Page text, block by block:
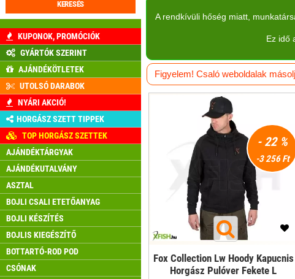
KUPONOK, PROMÓCIÓK
GYÁRTÓK SZERINT
AJÁNDÉKÖTLETEK
UTOLSÓ DARABOK
NYÁRI AKCIÓ!
HORGÁSZ SZETT TIPPEK
TOP HORGÁSZ SZETTEK
AJÁNDÉKTÁRGYAK
AJÁNDÉKUTALVÁNY
ASZTAL
BOJLI CSALI ETETŐANYAG
BOJLI KÉSZÍTÉS
BOJLIS KIEGÉSZÍTŐ
BOTTARTÓ-ROD POD
CSÓNAK
A rendkívüli hőség miatt,
Ez idő
Figyelem! Csaló weboldalak
- 22 %
-3 256 Ft
Fox Collection Lw Hoody Kapucnis
Horgász Pulóver Fekete L